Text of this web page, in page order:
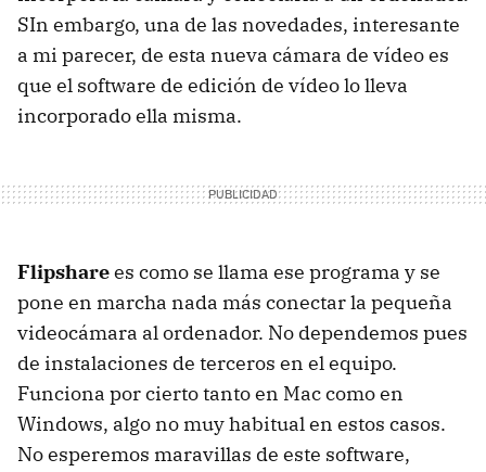
SIn embargo, una de las novedades, interesante
a mi parecer, de esta nueva cámara de vídeo es
que el software de edición de vídeo lo lleva
incorporado ella misma.
Flipsharees como se llama ese programa y se
pone en marcha nada más conectar la pequeña
videocámara al ordenador. No dependemos pues
de instalaciones de terceros en el equipo.
Funciona por cierto tanto en Mac como en
Windows, algo no muy habitual en estos casos.
No esperemos maravillas de este software,